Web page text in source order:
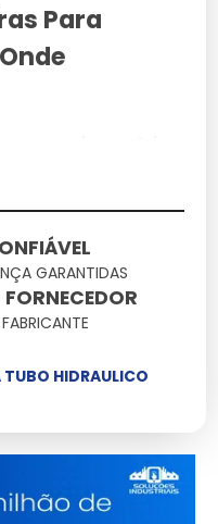
Para
que o
comprar
soluções onde
hidráulicos onde
de performance
otimizando seu
Detalhes
de alta densidade
Conformidade total
com padrões de
segurança
GARANTIDAS
HIDRAULICO